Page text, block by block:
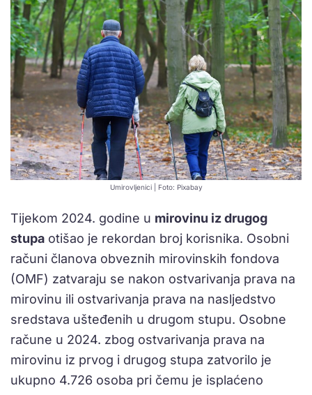
Umirovljenici | Foto: Pixabay
Tijekom 2024. godine u mirovinu iz drugog
stupa otišao je rekordan broj korisnika. Osobni
računi članova obveznih mirovinskih fondova
(OMF) zatvaraju se nakon ostvarivanja prava na
mirovinu ili ostvarivanja prava na nasljedstvo
sredstava ušteđenih u drugom stupu. Osobne
račune u 2024. zbog ostvarivanja prava na
mirovinu iz prvog i drugog stupa zatvorilo je
ukupno 4.726 osoba pri čemu je isplaćeno